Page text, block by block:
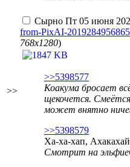
>>
Сырно Пт 05 июня
from-PixAI-
768x1280)
>>5398577
Коакума бросает
щекочется.
может внятно
>>5398579
Ха-ха-хап,
Смотрит на